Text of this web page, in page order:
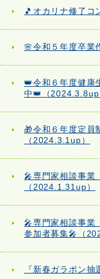
🎵オカリナ修了
🌸令和５年度卒
👑令和６年度健
中👑（2024.3.8up
🎁令和６年度定
（2024.3.1up）
🎤専門家相談事業
（2024.1.31up）
🎤専門家相談事業
参加者募集🎤（
『新春ガラポン